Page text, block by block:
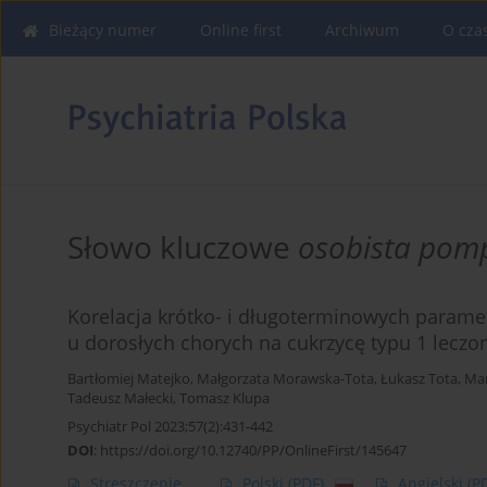
Bieżący numer Online first Archiwum O
Słowo kluczowe osobista
Korelacja krótko- i długoterminowych
u dorosłych chorych na cukrzycę typu 1
Bartłomiej Matejko, Małgorzata Morawska-Tota, Łukasz Tota,
Tadeusz Małecki, Tomasz Klupa
Psychiatr Pol 2023;57(2):431-442
DOI: https://doi.org/10.12740/PP/OnlineFirst/145647